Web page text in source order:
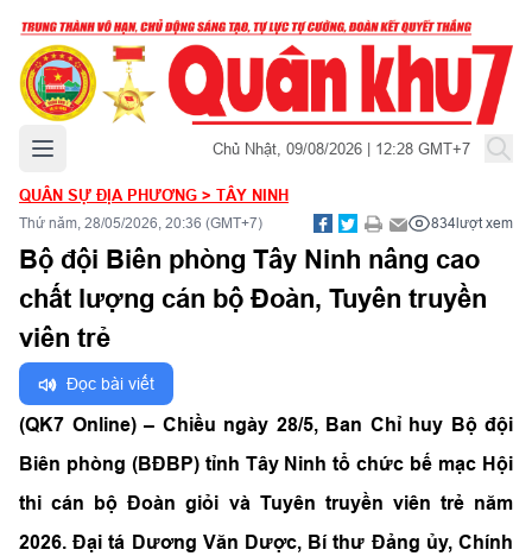
Mở menu chính Chủ Nhật, 09/08/2026 | 12:28 GMT+7
QUÂN SỰ ĐỊA PHƯƠNG > TÂY NINH
Thứ năm, 28/05/2026, 20:36 (GMT+7) 834lượt xem
Bộ đội Biên phòng Tây Ninh nâng cao
chất lượng cán bộ Đoàn, Tuyên truyền
viên trẻ
Đọc bài viết
(QK7 Online) – Chiều ngày 28/5, Ban Chỉ huy Bộ đội
Biên phòng (BĐBP) tỉnh Tây Ninh tổ chức bế mạc Hội
thi cán bộ Đoàn giỏi và Tuyên truyền viên trẻ năm
2026. Đại tá Dương Văn Dược, Bí thư Đảng ủy, Chính